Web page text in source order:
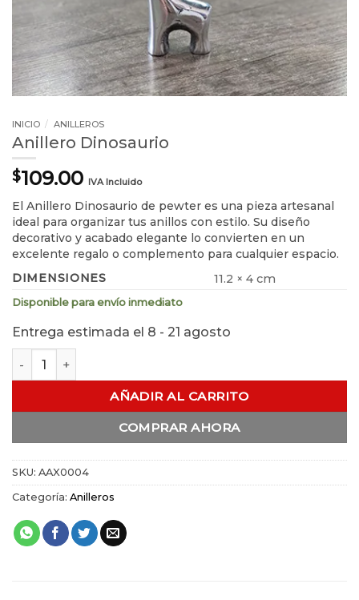
INICIO / ANILLEROS
Anillero Dinosaurio
$109.00 IVA Incluido
El Anillero Dinosaurio de pewter es una pieza artesanal
ideal para organizar tus anillos con estilo. Su diseño
decorativo y acabado elegante lo convierten en un
excelente regalo o complemento para cualquier espacio.
DIMENSIONES
11.2 × 4 cm
Disponible para envío inmediato
Entrega estimada el 8 - 21 agosto
Anillero Dinosaurio cantidad
AÑADIR AL CARRITO
COMPRAR AHORA
SKU: AAX0004
Categoría: Anilleros